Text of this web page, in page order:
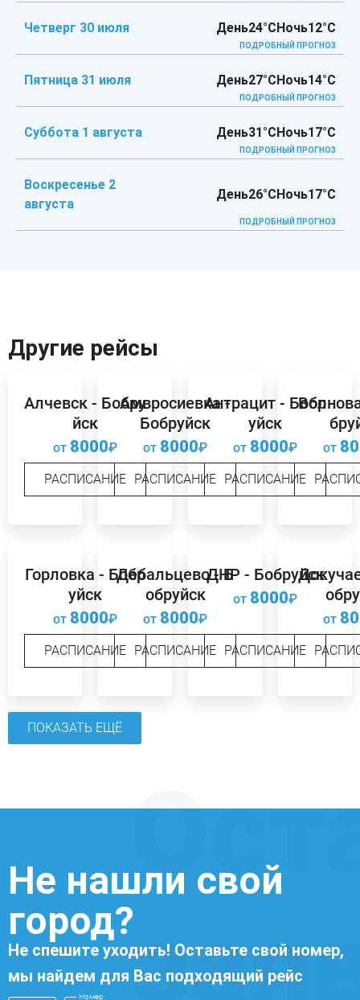
Четверг 30 июля День24°CНочь12°C
ПОДРОБНЫЙ ПРОГНОЗ
Пятница 31 июля День27°CНочь14°C
ПОДРОБНЫЙ ПРОГНОЗ
Суббота 1 августа День31°CНочь17°C
ПОДРОБНЫЙ ПРОГНОЗ
Воскресенье 2
августа
День26°CНочь17°C
ПОДРОБНЫЙ ПРОГНОЗ
Другие рейсы
Алчевск - Бобру
йск
от 8000₽
РАСПИСАНИЕ
Амвросиевка -
Бобруйск
от 8000₽
РАСПИСАНИЕ
Антрацит - Бобр
уйск
от 8000₽
РАСПИСАНИЕ
от
Горловка - Бобр
уйск
от 8000₽
РАСПИСАНИЕ
Дебальцево - Б
обруйск
от 8000₽
РАСПИСАНИЕ
ДНР - Бобруйск
от 8000₽
РАСПИСАНИЕ
от
ПОКАЗАТЬ ЕЩЁ
Не нашли свой
город?
Не спешите уходить! Оставьте свой номер,
мы найдем для Вас подходящий рейс
Номер